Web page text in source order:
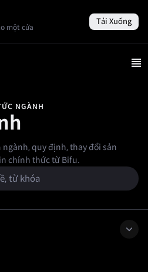
một cửa
Tải Xuống
NGÀNH
quy định, thay đổi sản
chính thức từ Bifu.